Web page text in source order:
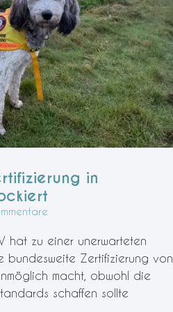
in
hat zu einer unerwarteten
bundesweite Zertifizierung von
macht, obwohl die
schaffen sollte